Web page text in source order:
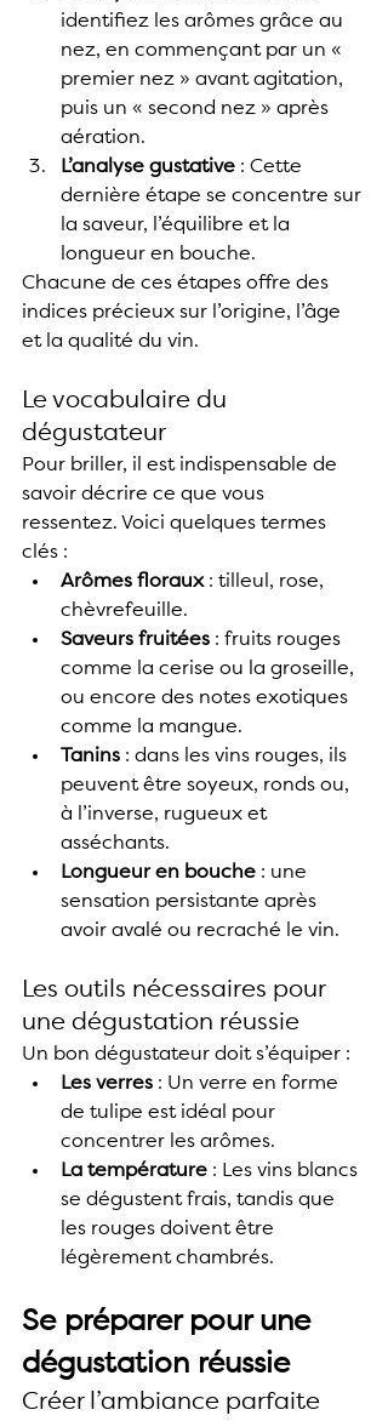
identifiez les arômes grâce au
nez, en commençant par un «
premier nez » avant agitation,
puis un « second nez » après
aération.
L’analyse gustative : Cette
dernière étape se concentre sur
la saveur, l’équilibre et la
longueur en bouche.
Chacune de ces étapes offre des
indices précieux sur l’origine, l’âge
et la qualité du vin.
Le vocabulaire du
dégustateur
Pour briller, il est indispensable de
savoir décrire ce que vous
ressentez. Voici quelques termes
clés :
Arômes floraux : tilleul, rose,
chèvrefeuille.
Saveurs fruitées : fruits rouges
comme la cerise ou la groseille,
ou encore des notes exotiques
comme la mangue.
Tanins : dans les vins rouges, ils
peuvent être soyeux, ronds ou,
à l’inverse, rugueux et
asséchants.
Longueur en bouche : une
sensation persistante après
avoir avalé ou recraché le vin.
Les outils nécessaires pour
une dégustation réussie
Un bon dégustateur doit s’équiper :
Les verres : Un verre en forme
de tulipe est idéal pour
concentrer les arômes.
La température : Les vins blancs
se dégustent frais, tandis que
les rouges doivent être
légèrement chambrés.
Se préparer pour une
dégustation réussie
Créer l’ambiance parfaite